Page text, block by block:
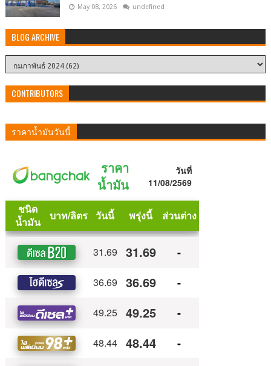
May 08, 2026 undefined
BLOG ARCHIVE
CONTRIBUTORS
ราคาน้ำมันวันนี้